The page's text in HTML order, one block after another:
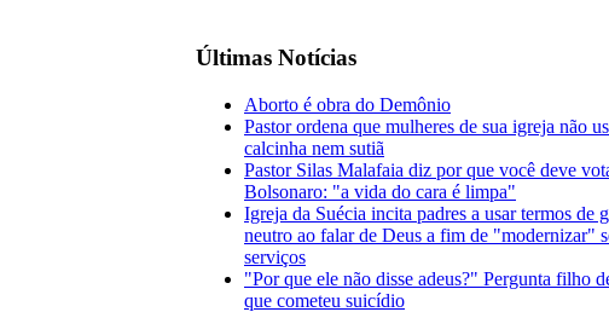
Últimas Notícias
Aborto é obra do Demônio
Pastor ordena que mulheres de sua igreja não
calcinha nem sutiã
Pastor Silas Malafaia diz por que você deve
Bolsonaro: "a vida do cara é limpa"
Igreja da Suécia incita padres a usar termos de
neutro ao falar de Deus a fim de "modernizar"
serviços
"Por que ele não disse adeus?" Pergunta filho
que cometeu suicídio